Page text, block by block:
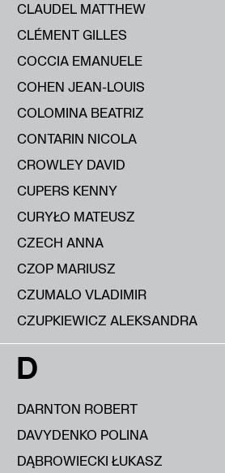
CLAUDEL MATTHEW
CLÉMENT GILLES
COCCIA EMANUELE
COHEN JEAN-LOUIS
COLOMINA BEATRIZ
CONTARIN NICOLA
CROWLEY DAVID
CUPERS KENNY
CURYŁO MATEUSZ
CZECH ANNA
CZOP MARIUSZ
CZUMALO VLADIMIR
CZUPKIEWICZ ALEKSANDRA
D
DARNTON ROBERT
DAVYDENKO POLINA
DĄBROWIECKI ŁUKASZ